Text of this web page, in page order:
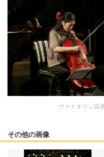
ヴァイオリン花
その他の画像